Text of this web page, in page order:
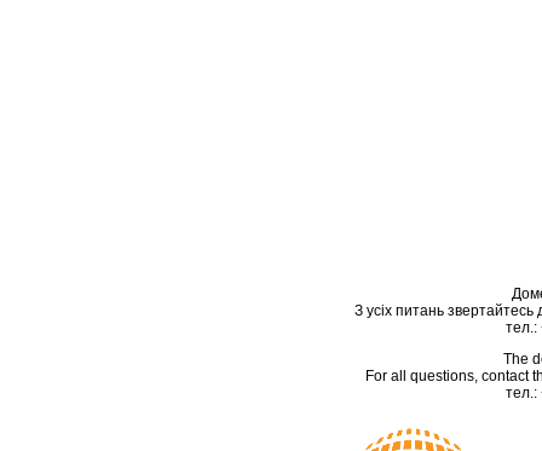
З усіх питань звертайтесь
тел.:
The
For all questions, contact
тел.: